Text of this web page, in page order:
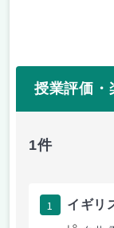
授業評価・
1件
1 イギリ